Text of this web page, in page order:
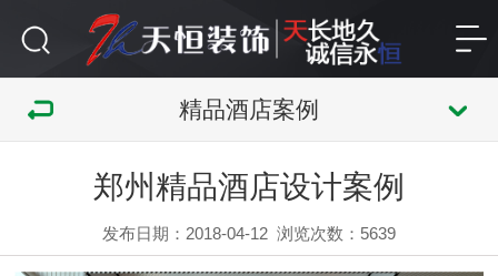
精品酒店案例
郑州精品酒店设计案例
发布日期：2018-04-12 浏览次数： 5639